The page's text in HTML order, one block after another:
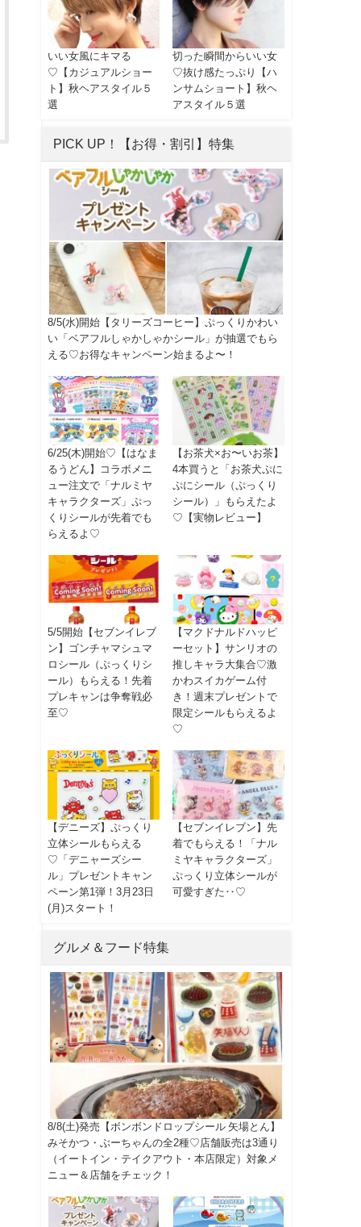
いい女風にキマる
♡【カジュアルショー
ト】秋ヘアスタイル５
選
切った瞬間からいい女
♡抜け感たっぷり【ハ
ンサムショート】秋ヘ
アスタイル５選
PICK UP！【お得・割引】特集
8/5(水)開始【タリーズコーヒー】ぷっくりかわい
い「ベアフルしゃかしゃかシール」が抽選でもら
える♡お得なキャンペーン始まるよ〜！
6/25(木)開始♡【はなま
るうどん】コラボメニ
ュー注文で「ナルミヤ
キャラクターズ」ぷっ
くりシールが先着でも
らえるよ♡
【お茶犬×お〜いお茶】
4本買うと「お茶犬ぷに
ぷにシール（ぷっくり
シール）」もらえたよ
♡【実物レビュー】
5/5開始【セブンイレブ
ン】ゴンチャマシュマ
ロシール（ぷっくりシ
ール）もらえる！先着
プレキャンは争奪戦必
至♡
【マクドナルドハッピ
ーセット】サンリオの
推しキャラ大集合♡激
かわスイカゲーム付
き！週末プレゼントで
限定シールもらえるよ
♡
【デニーズ】ぷっくり
立体シールもらえる
♡「デニャーズシー
ル」プレゼントキャン
ペーン第1弾！3月23日
(月)スタート！
【セブンイレブン】先
着でもらえる！「ナル
ミヤキャラクターズ」
ぷっくり立体シールが
可愛すぎた‥♡
グルメ＆フード特集
8/8(土)発売【ボンボンドロップシール 矢場とん】
みそかつ・ぶーちゃんの全2種♡店舗販売は3通り
（イートイン・テイクアウト・本店限定）対象メ
ニュー＆店舗をチェック！